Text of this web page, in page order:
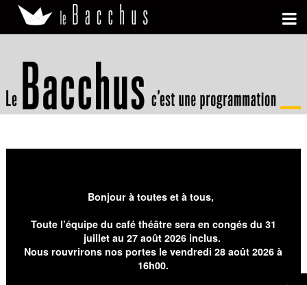
Bonjour à toutes et à tous,
Toute l’équipe du café théâtre sera en congés du 31
juillet au 27 août 2026 inclus.
Nous rouvrirons nos portes le vendredi 28 août 2026 à
16h00.